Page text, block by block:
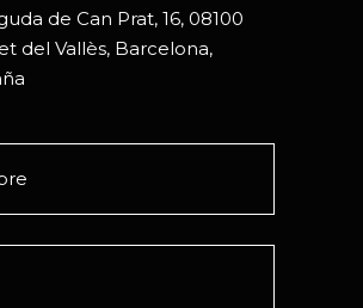
de Can Prat, 16, 08100
del Vallès, Barcelona,